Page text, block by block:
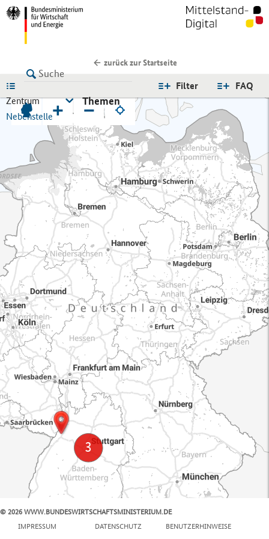
zurück zur Startseite
FAQ
Filter
Zentrum
Nebenstelle
Themen
+ −
© 2026 WWW.BUNDESWIRTSCHAFTSMINISTERIUM.DE
IMPRESSUM
DATENSCHUTZ BENUTZERHINWEISE